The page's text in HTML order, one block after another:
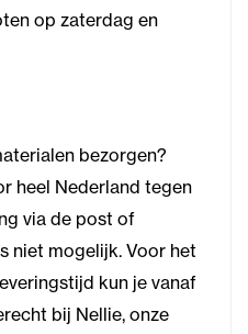
op zaterdag en
bezorgen?
heel Nederland tegen
via de post of
niet mogelijk. Voor het
kun je vanaf
bij Nellie, onze